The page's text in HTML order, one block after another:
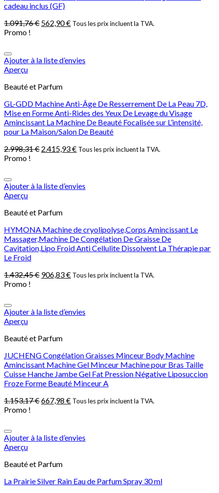
cadeau inclus (GF)
1.091,76€ 562,90€ Tous les prix incluent la TVA.
Promo !
Ajouter à la liste d’envies
Aperçu
Beauté et Parfum
GL-GDD Machine Anti-Âge De Resserrement De La Peau 7D,
Mise en Forme Anti-Rides des Yeux De Levage du Visage
Amincissant La Machine De Beauté Focalisée sur L’intensité,
pour La Maison/Salon De Beauté
2.998,31€ 2.415,93€ Tous les prix incluent la TVA.
Promo !
Ajouter à la liste d’envies
Aperçu
Beauté et Parfum
HYMONA Machine de cryolipolyse,Corps Amincissant Le
Massager,Machine De Congélation De Graisse De
Cavitation,Lipo Froid Anti Cellulite Dissolvent La Thérapie par
Le Froid
1.432,45€ 906,83€ Tous les prix incluent la TVA.
Promo !
Ajouter à la liste d’envies
Aperçu
Beauté et Parfum
JUCHENG Congélation Graisses Minceur Body Machine
Amincissant Machine Gel Minceur Machine pour Bras Taille
Cuisse Hanche Jambe Gel Fat Pression Négative Liposuccion
Froze Forme Beauté Minceur A
1.153,17€667,98 € Tous les prix incluent la TVA.
Promo !
Ajouter à la liste d’envies
Aperçu
Beauté et Parfum
La Prairie Silver Rain Eau de Parfum Spray 30 ml